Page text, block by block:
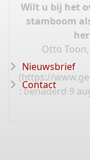
Wilt u bij het
stamboom
Otto
(https://
: benaderd 9
Nieuwsbrief
Contact